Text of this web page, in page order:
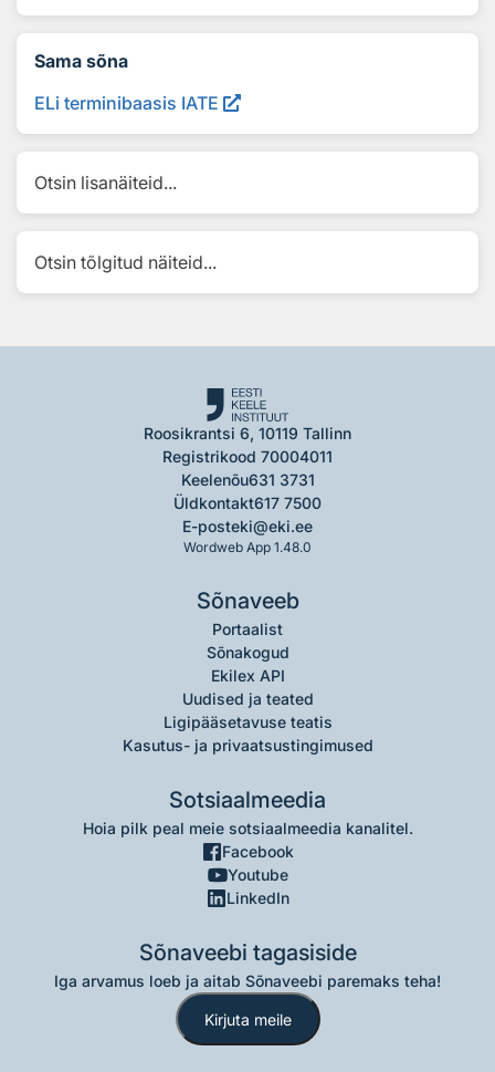
Sama sõna
ELi terminibaasis IATE
Otsin lisanäiteid...
Otsin tõlgitud näiteid...
Roosikrantsi 6, 10119 Tallinn
Registrikood 70004011
Keelenõu631 3731
Üldkontakt617 7500
E-posteki@eki.ee
Wordweb App 1.48.0
Sõnaveeb
Portaalist
Sõnakogud
Ekilex API
Uudised ja teated
Ligipääsetavuse teatis
Kasutus- ja privaatsustingimused
Sotsiaalmeedia
Hoia pilk peal meie sotsiaalmeedia kanalitel.
Facebook
Youtube
LinkedIn
Sõnaveebi tagasiside
Iga arvamus loeb ja aitab Sõnaveebi paremaks teha!
Kirjuta meile